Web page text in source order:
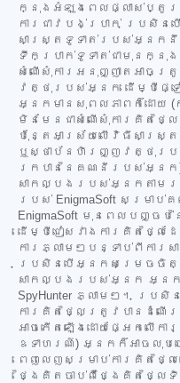
ក្នុងអំឡុងពេលផ្លាស់ប្តូរ
ការជាវបង់ប្រាក់ ប្រសិ
សាស្ត្រទូទាត់របស់អ្នក
ទឹកប្រាក់ទូទាត់ជាមុនក្នុងអំ
សំណើសុំការអនុញ្ញាតអាចត្
វត្ថុរបស់អ្នក ដើម្បីផ្ទ
អ្នកមានសុពលភាពក៏ដោយ (ក
មិនមែនជាសំណើសុំការគិតថ្លៃ ឬ
ប៉ុន្តែអាស្រ័យលើវិធីសាស្
ឬស្ថាប័នហិរញ្ញវត្ថុរបស់
រកបាននៃគណនីរបស់អ្នក
សាកល្បងរបស់អ្នកតាមរយៈ
របស់ EnigmaSoft សម្រ
EnigmaSoft មុនពេលបញ្ចប់
ដើម្បីជៀសវាងការគិតថ្ល
ការភ្លាមៗបន្ទាប់ពីក
ប្រសិនបើអ្នកសម្រេចចិ
សាកល្បងរបស់អ្នក អ្ន
SpyHunter ភ្លាមៗ។ ប្រសិ
ការគិតថ្លៃត្រូវបានដំណើ
អាចកើតឡើងដោយផ្អែកល
ឧទាហរណ៍) អ្នកក៏អាចលុ
ពេញលេញសម្រាប់ការគិតថ្លៃ
ថ្ងៃគិតចាប់ពីថ្ងៃគិតថ្លៃ